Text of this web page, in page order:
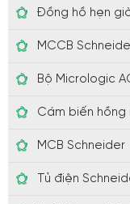
Đồng hồ hẹn
MCCB
Bộ Micrologic
Cám biến
MCB Schneider
Tủ điện